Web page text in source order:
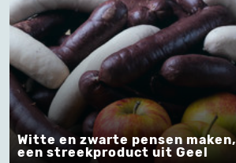
Witte en zwarte pensen maken,
een streekproduct uit Geel